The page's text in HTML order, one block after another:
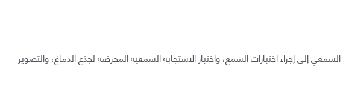
إلى إجراء اختبارات السمع، واختبار الاستجابة السمعية المحرضة لجذع الدماغ، والتصوير